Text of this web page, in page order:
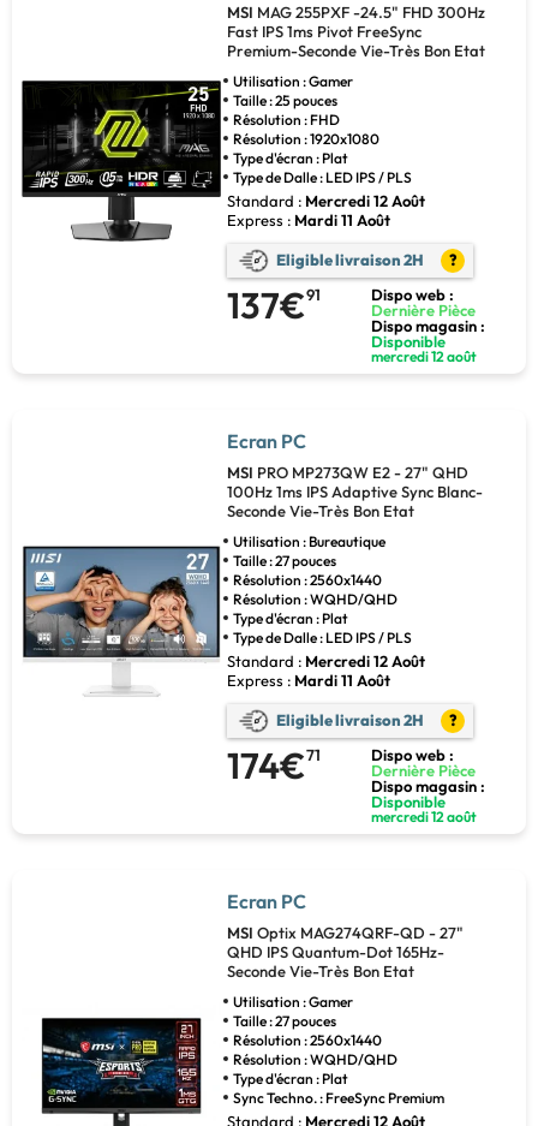
MSI MAG 255PXF -24.5" FHD 300Hz
Fast IPS 1ms Pivot FreeSync
Premium-Seconde Vie-Très Bon Etat
Utilisation : Gamer
Taille : 25 pouces
Résolution : FHD
Résolution : 1920x1080
Type d'écran : Plat
Type de Dalle : LED IPS / PLS
Standard : Mercredi 12 Août
Express : Mardi 11 Août
Eligible livraison 2H ?
137€91
Dispo web :
Dernière Pièce
Dispo magasin :
Disponible
mercredi 12 août
Ecran PC
MSI PRO MP273QW E2 - 27" QHD
100Hz 1ms IPS Adaptive Sync Blanc-
Seconde Vie-Très Bon Etat
Utilisation : Bureautique
Taille : 27 pouces
Résolution : 2560x1440
Résolution : WQHD/QHD
Type d'écran : Plat
Type de Dalle : LED IPS / PLS
Standard : Mercredi 12 Août
Express : Mardi 11 Août
Eligible livraison 2H ?
174€71
Dispo web :
Dernière Pièce
Dispo magasin :
Disponible
mercredi 12 août
Ecran PC
MSI Optix MAG274QRF-QD - 27"
QHD IPS Quantum-Dot 165Hz-
Seconde Vie-Très Bon Etat
Utilisation : Gamer
Taille : 27 pouces
Résolution : 2560x1440
Résolution : WQHD/QHD
Type d'écran : Plat
Sync Techno. : FreeSync Premium
Standard : Mercredi 12 Août